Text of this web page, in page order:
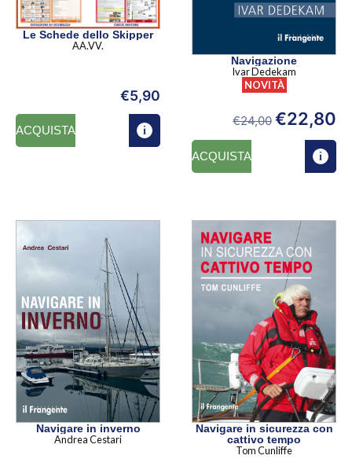
Le Schede dello Skipper
AA.VV.
€5,90
ACQUISTA
Navigazione
Ivar Dedekam
NOVITÀ
€24,00 €22,80
ACQUISTA
Navigare in inverno
Andrea Cestari
Navigare in sicurezza con
cattivo tempo
Tom Cunliffe